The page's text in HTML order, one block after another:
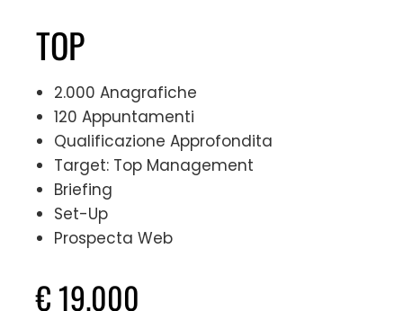
TOP
2.000 Anagrafiche
120 Appuntamenti
Qualificazione Approfondita
Target: Top Management
Briefing
Set-Up
Prospecta Web
€ 19.000